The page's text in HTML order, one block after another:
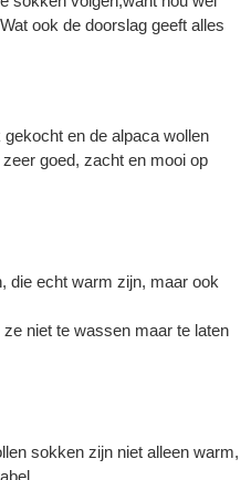
ook de doorslag geeft alles
en de alpaca wollen
goed, zacht en mooi op
die echt warm zijn, maar ook
niet te wassen maar te laten
sokken zijn niet alleen warm,